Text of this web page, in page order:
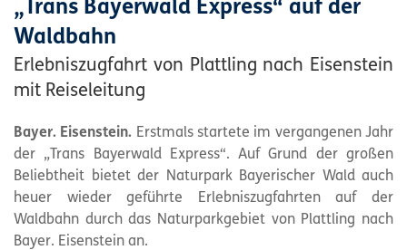
„Trans Bayerwald Express“ auf der
Waldbahn
Erlebniszugfahrt von Plattling nach Eisenstein
mit Reiseleitung
Bayer. Eisenstein. Erstmals startete im vergangenen Jahr
der „Trans Bayerwald Express“. Auf Grund der großen
Beliebtheit bietet der Naturpark Bayerischer Wald auch
heuer wieder geführte Erlebniszugfahrten auf der
Waldbahn durch das Naturparkgebiet von Plattling nach
Bayer. Eisenstein an.